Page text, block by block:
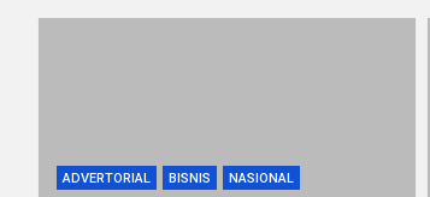
ADVERTORIAL BISNIS NASIONAL